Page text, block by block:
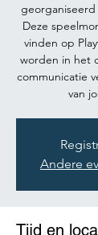
Deze
vinden op
worden in het
communicatie
van
Andere
Tijd en